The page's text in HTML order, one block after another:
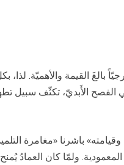
بالغَ القيمة والأهميّة.
الأَبديّ، تكثّف سبيل
باشرنا «مغامرة
ولمّا كان العمادُ